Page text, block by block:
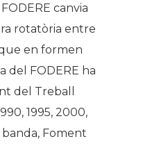
canvia
rotatòria entre
en formen
del FODERE ha
del Treball
1995, 2000,
banda, Foment